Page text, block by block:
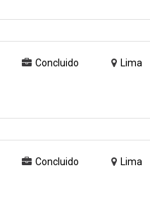
Concluido Lima
Concluido Lima